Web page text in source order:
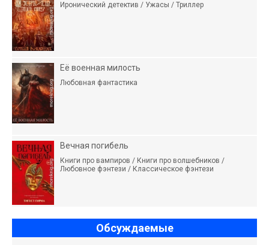
Иронический детектив / Ужасы / Триллер
Её военная милость
Любовная фантастика
Вечная погибель
Книги про вампиров / Книги про волшебников /
Любовное фэнтези / Классическое фэнтези
Обсуждаемые